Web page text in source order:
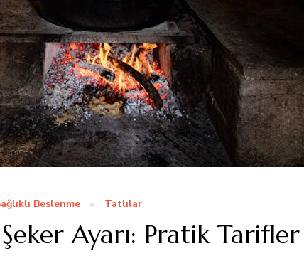
Beslenme Tatlılar
Ayarı: Pratik Tarifler